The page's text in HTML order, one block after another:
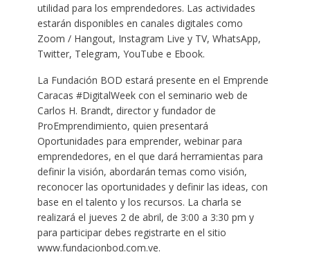
utilidad para los emprendedores. Las actividades
estarán disponibles en canales digitales como
Zoom / Hangout, Instagram Live y TV, WhatsApp,
Twitter, Telegram, YouTube e Ebook.
La Fundación BOD estará presente en el Emprende
Caracas #DigitalWeek con el seminario web de
Carlos H. Brandt, director y fundador de
ProEmprendimiento, quien presentará
Oportunidades para emprender, webinar para
emprendedores, en el que dará herramientas para
definir la visión, abordarán temas como visión,
reconocer las oportunidades y definir las ideas, con
base en el talento y los recursos. La charla se
realizará el jueves 2 de abril, de 3:00 a 3:30 pm y
para participar debes registrarte en el sitio
www.fundacionbod.com.ve.